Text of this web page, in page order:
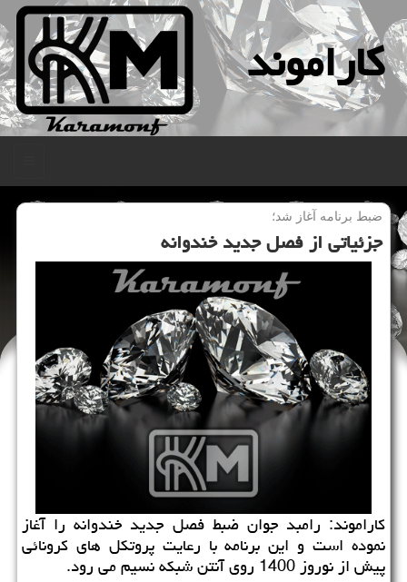
كاراموند
ضبط برنامه آغاز شد؛
جزئیاتی از فصل جدید خندوانه
کاراموند: رامبد جوان ضبط فصل جدید خندوانه را آغاز
نموده است و این برنامه با رعایت پروتکل های کرونائی
پیش از نوروز 1400 روی آنتن شبکه نسیم می رود.